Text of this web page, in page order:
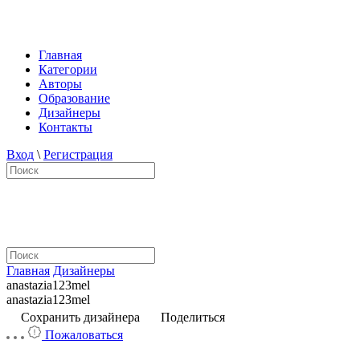
Главная
Категории
Авторы
Образование
Дизайнеры
Контакты
Вход \ Регистрация
Главная Дизайнеры
anastazia123mel
anastazia123mel
Сохранить дизайнера
Поделиться
Пожаловаться